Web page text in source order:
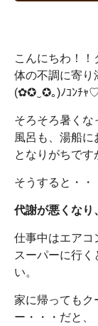
こんにちわ！
体の不調に寄り
(✿✪‿✪｡)ﾉｺﾝﾁｬ
そろそろ暑くな
風呂も、湯船
となりがちです
そうすると・・
代謝が悪くなり
仕事中はエアコ
スーパーに行
い。
家に帰ってもク
ー・・・だと、